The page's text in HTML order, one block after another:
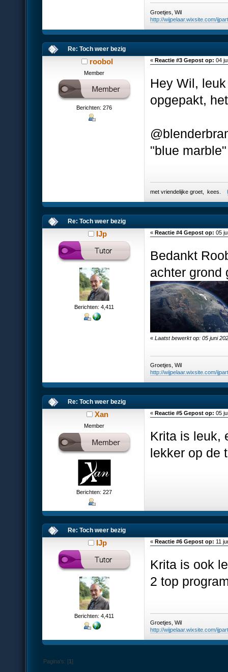
Groetjes, Wil
http://wijpelaar.wixsite.com/
Re: Toch weer bezig
roobol
Member
Berichten: 276
«Reactie #3 Gepost op: 04
Hey Wil,
opgepakt,
"blue
met vriendelijke groet, kees.
Re: Toch weer bezig
IJp
Berichten: 4,411
«Reactie #4 Gepost op: 05
Bedankt
achter grond
«Laatst bewerkt op: 05 juni
Groetjes, Wil
http://wijpelaar.wixsite.com/
Re: Toch weer bezig
Xan
Member
Berichten: 227
« Reactie #5 Gepost op: 05
Krita is leuk,
lekker op de
Re: Toch weer bezig
IJp
Berichten: 4,411
«Reactie #6 Gepost op: 11
Krita is ook
2 top
Groetjes, Wil
http://wijpelaar.wixsite.com/
Pagina's: [1]